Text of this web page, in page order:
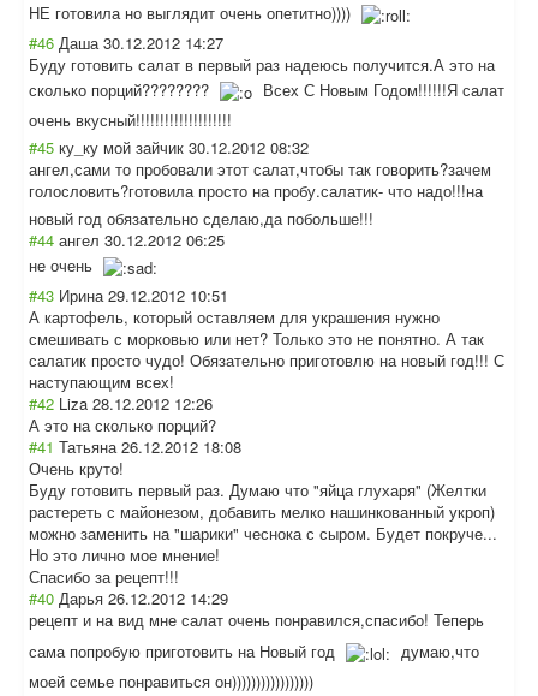
НЕ готовила но выглядит очень опетитно))))
#46 Даша 30.12.2012 14:27
Буду готовить салат в первый раз надеюсь получится.А это на
сколько порций????????
Всех С Новым Годом!!!!!!Я салат
очень вкусный!!!!!!!!!!!!!!!!!!!!
#45 ку_ку мой зайчик 30.12.2012 08:32
ангел,сами то пробовали этот салат,чтобы так говорить?зачем
голословить?готовила просто на пробу.салатик- что надо!!!на
новый год обязательно сделаю,да побольше!!!
#44 ангел 30.12.2012 06:25
не очень
#43 Ирина 29.12.2012 10:51
А картофель, который оставляем для украшения нужно
смешивать с морковью или нет? Только это не понятно. А так
салатик просто чудо! Обязательно приготовлю на новый год!!! С
наступающим всех!
#42 Liza 28.12.2012 12:26
А это на сколько порций?
#41 Татьяна 26.12.2012 18:08
Очень круто!
Буду готовить первый раз. Думаю что "яйца глухаря" (Желтки
растереть с майонезом, добавить мелко нашинкованный укроп)
можно заменить на "шарики" чеснока с сыром. Будет покруче...
Но это лично мое мнение!
Спасибо за рецепт!!!
#40 Дарья 26.12.2012 14:29
рецепт и на вид мне салат очень понравился,спасибо! Теперь
сама попробую приготовить на Новый год
думаю,что
моей семье понравиться он)))))))))))))))))